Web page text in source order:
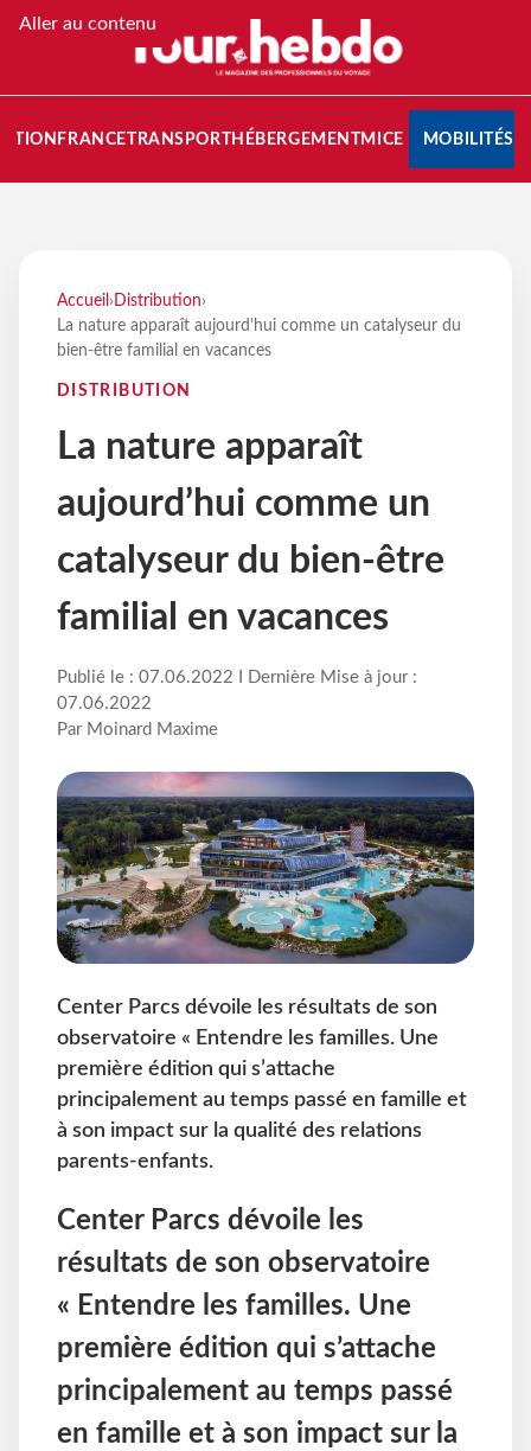
Aller au contenu
FRANCETRANSPORT HÉBERGEMENTMICE MOBILITÉS
Accueil › Distribution›
La nature apparaît aujourd’hui comme un catalyseur du
bien-être familial en vacances
DISTRIBUTION
La nature apparaît
aujourd’hui comme un
catalyseur du bien-être
familial en vacances
Publié le : 07.06.2022 I Dernière Mise à jour :
07.06.2022
Par Moinard Maxime
Center Parcs dévoile les résultats de son
observatoire « Entendre les familles. Une
première édition qui s’attache
principalement au temps passé en famille et
à son impact sur la qualité des relations
parents-enfants.
Center Parcs dévoile les
résultats de son observatoire
« Entendre les familles. Une
première édition qui s’attache
principalement au temps passé
en famille et à son impact sur la